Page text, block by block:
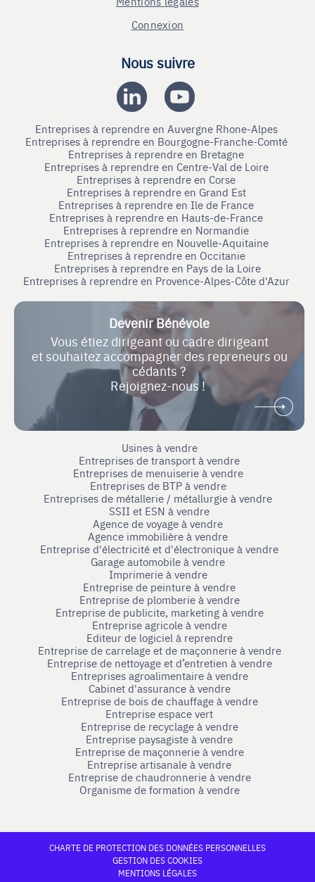
Connexion
Nous suivre
Entreprises à reprendre en Auvergne Rhone-Alpes
Entreprises à reprendre en Bourgogne-Franche-Comté
Entreprises à reprendre en Bretagne
Entreprises à reprendre en Centre-Val de Loire
Entreprises à reprendre en Corse
Entreprises à reprendre en Grand Est
Entreprises à reprendre en Ile de France
Entreprises à reprendre en Hauts-de-France
Entreprises à reprendre en Normandie
Entreprises à reprendre en Nouvelle-Aquitaine
Entreprises à reprendre en Occitanie
Entreprises à reprendre en Pays de la Loire
Entreprises à reprendre en Provence-Alpes-Côte d'Azur
Devenir Bénévole
Vous étiez dirigeant ou cadre dirigeant
et souhaitez accompagner des repreneurs ou
cédants ?
Rejoignez-nous !
Usines à vendre
Entreprises de transport à vendre
Entreprises de menuiserie à vendre
Entreprises de BTP à vendre
Entreprises de métallerie / métallurgie à vendre
SSII et ESN à vendre
Agence de voyage à vendre
Agence immobilière à vendre
Entreprise d'électricité et d'électronique à vendre
Garage automobile à vendre
Imprimerie à vendre
Entreprise de peinture à vendre
Entreprise de plomberie à vendre
Entreprise de publicite, marketing à vendre
Entreprise agricole à vendre
Editeur de logiciel à reprendre
Entreprise de carrelage et de maçonnerie à vendre
Entreprise de nettoyage et d’entretien à vendre
Entreprises agroalimentaire à vendre
Cabinet d'assurance à vendre
Entreprise de bois de chauffage à vendre
Entreprise espace vert
Entreprise de recyclage à vendre
Entreprise paysagiste à vendre
Entreprise de maçonnerie à vendre
Entreprise artisanale à vendre
Entreprise de chaudronnerie à vendre
Organisme de formation à vendre
CHARTE DE PROTECTION DES DONNÉES PERSONNELLES
GESTION DES COOKIES
MENTIONS LÉGALES